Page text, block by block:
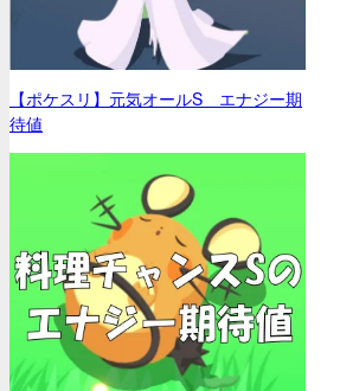
【ポケスリ】元気オールS エナジー期
待値